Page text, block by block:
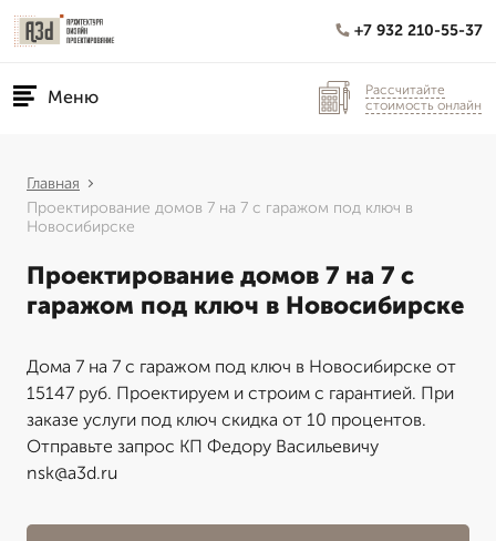
+7 932 210-55-37
Меню
Рассчитайте
стоимость онлайн
Главная
Проектирование домов 7 на 7 с гаражом под ключ в
Новосибирске
Проектирование домов 7 на 7 с
гаражом под ключ в Новосибирске
Дома 7 на 7 с гаражом под ключ в Новосибирске от
15147 руб. Проектируем и строим с гарантией. При
заказе услуги под ключ скидка от 10 процентов.
Отправьте запрос КП Федору Васильевичу
nsk@a3d.ru